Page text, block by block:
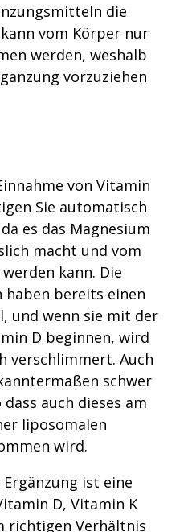
die
vom Körper nur
werden, weshalb
vorzuziehen
von Vitamin
Sie automatisch
es das Magnesium
macht und vom
kann. Die
haben bereits einen
und wenn sie mit der
D beginnen, wird
verschlimmert. Auch
schwer
auch dieses am
liposomalen
wird.
ist eine
D, Vitamin K
richtigen Verhältnis